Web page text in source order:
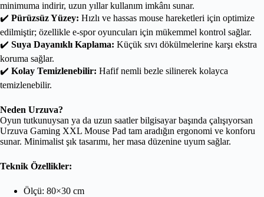
minimuma indirir, uzun yıllar kullanım imkânı sunar.
✔️ Pürüzsüz Yüzey: Hızlı ve hassas mouse hareketleri için optimize
edilmiştir; özellikle e-spor oyuncuları için mükemmel kontrol sağlar.
✔️ Suya Dayanıklı Kaplama: Küçük sıvı dökülmelerine karşı ekstra
koruma sağlar.
✔️ Kolay Temizlenebilir: Hafif nemli bezle silinerek kolayca
temizlenebilir.
Neden Urzuva?
Oyun tutkunuysan ya da uzun saatler bilgisayar başında çalışıyorsan
Urzuva Gaming XXL Mouse Pad tam aradığın ergonomi ve konforu
sunar. Minimalist şık tasarımı, her masa düzenine uyum sağlar.
Teknik Özellikler:
Ölçü: 80×30 cm